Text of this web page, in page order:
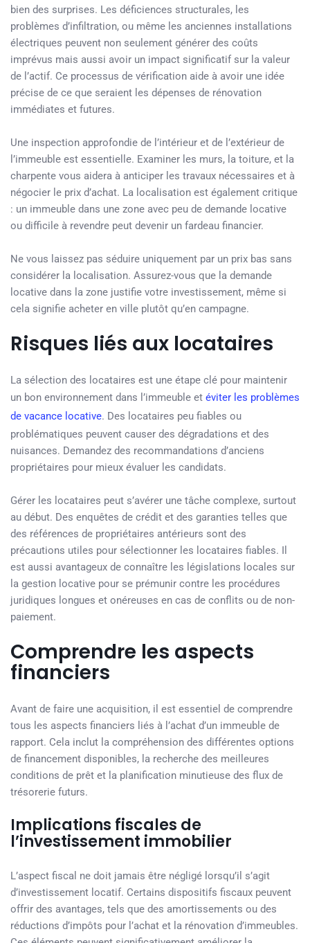
bien des surprises. Les déficiences structurales, les
problèmes d’infiltration, ou même les anciennes installations
électriques peuvent non seulement générer des coûts
imprévus mais aussi avoir un impact significatif sur la valeur
de l’actif. Ce processus de vérification aide à avoir une idée
précise de ce que seraient les dépenses de rénovation
immédiates et futures.
Une inspection approfondie de l’intérieur et de l’extérieur de
l’immeuble est essentielle. Examiner les murs, la toiture, et la
charpente vous aidera à anticiper les travaux nécessaires et à
négocier le prix d’achat. La localisation est également critique
: un immeuble dans une zone avec peu de demande locative
ou difficile à revendre peut devenir un fardeau financier.
Ne vous laissez pas séduire uniquement par un prix bas sans
considérer la localisation. Assurez-vous que la demande
locative dans la zone justifie votre investissement, même si
cela signifie acheter en ville plutôt qu’en campagne.
Risques liés aux locataires
La sélection des locataires est une étape clé pour maintenir
un bon environnement dans l’immeuble et éviter les problèmes
de vacance locative. Des locataires peu fiables ou
problématiques peuvent causer des dégradations et des
nuisances. Demandez des recommandations d’anciens
propriétaires pour mieux évaluer les candidats.
Gérer les locataires peut s’avérer une tâche complexe, surtout
au début. Des enquêtes de crédit et des garanties telles que
des références de propriétaires antérieurs sont des
précautions utiles pour sélectionner les locataires fiables. Il
est aussi avantageux de connaître les législations locales sur
la gestion locative pour se prémunir contre les procédures
juridiques longues et onéreuses en cas de conflits ou de non-
paiement.
Comprendre les aspects
financiers
Avant de faire une acquisition, il est essentiel de comprendre
tous les aspects financiers liés à l’achat d’un immeuble de
rapport. Cela inclut la compréhension des différentes options
de financement disponibles, la recherche des meilleures
conditions de prêt et la planification minutieuse des flux de
trésorerie futurs.
Implications fiscales de
l’investissement immobilier
L’aspect fiscal ne doit jamais être négligé lorsqu’il s’agit
d’investissement locatif. Certains dispositifs fiscaux peuvent
offrir des avantages, tels que des amortissements ou des
réductions d’impôts pour l’achat et la rénovation d’immeubles.